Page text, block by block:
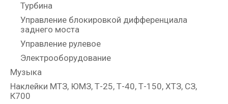
Турбина
Управление блокировкой дифференциала
заднего моста
Управление рулевое
Электрооборудование
Музыка
Наклейки МТЗ, ЮМЗ, Т-25, Т-40, Т-150, ХТЗ, СЗ,
К700